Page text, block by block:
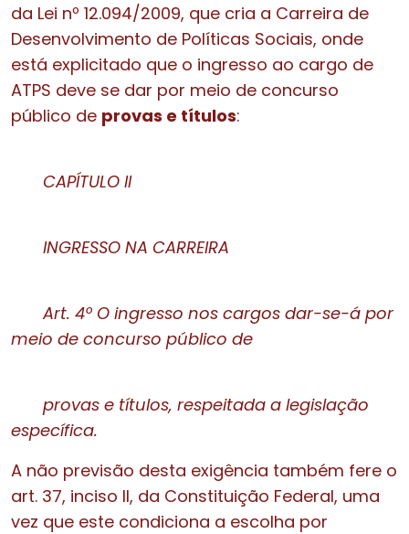
da Lei nº 12.094/2009, que cria a Carreira de
Desenvolvimento de Políticas Sociais, onde
está explicitado que o ingresso ao cargo de
ATPS deve se dar por meio de concurso
público de provas e títulos:
CAPÍTULO II
INGRESSO NA CARREIRA
Art. 4º O ingresso nos cargos dar-se-á por
meio de concurso público de
provas e títulos, respeitada a legislação
específica.
A não previsão desta exigência também fere o
art. 37, inciso II, da Constituição Federal, uma
vez que este condiciona a escolha por